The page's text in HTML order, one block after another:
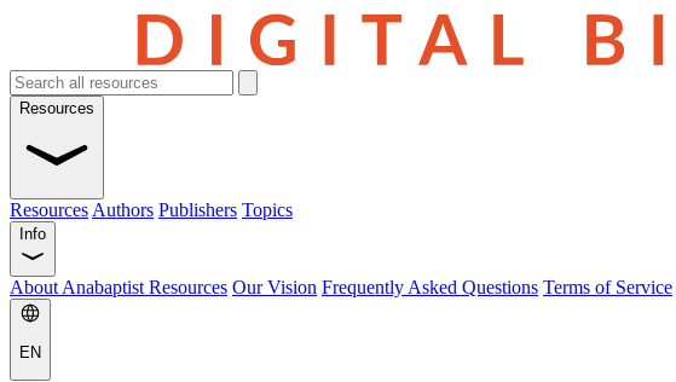
Resources
Resources Authors Publishers Topics
Info
About Anabaptist Resources Our Vision Frequently Asked Questions Terms of Service
EN